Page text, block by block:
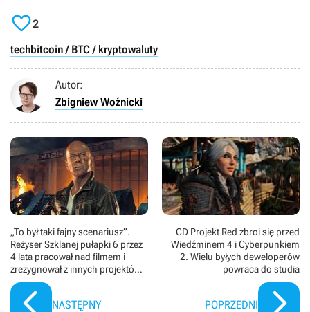
2
techbitcoin / BTC / kryptowaluty
Autor:
Zbigniew Woźnicki
„To był taki fajny scenariusz”.
Reżyser Szklanej pułapki 6 przez
4 lata pracował nad filmem i
zrezygnował z innych projektów,
zanim anulowano nową
przygodę Johna McClane’a
NASTĘPNY
CD Projekt Red zbroi się przed
Wiedźminem 4 i Cyberpunkiem
2. Wielu byłych deweloperów
powraca do studia
POPRZEDNI